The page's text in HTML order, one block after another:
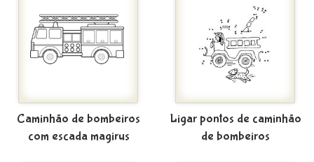
Caminhão de bombeiros
com escada magirus
Ligar pontos de caminhão
de bombeiros